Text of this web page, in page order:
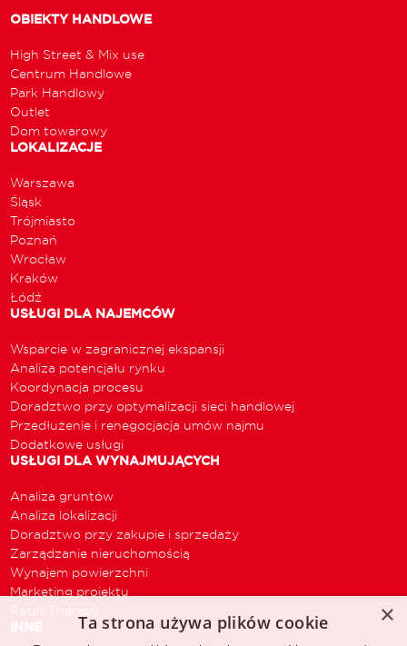
OBIEKTY HANDLOWE
High Street & Mix use
Centrum Handlowe
Park Handlowy
Outlet
Dom towarowy
LOKALIZACJE
Warszawa
Śląsk
Trójmiasto
Poznań
Wrocław
Kraków
Łódź
USŁUGI DLA NAJEMCÓW
Wsparcie w zagranicznej ekspansji
Analiza potencjału rynku
Koordynacja procesu
Doradztwo przy optymalizacji sieci handlowej
Przedłużenie i renegocjacja umów najmu
Dodatkowe usługi
USŁUGI DLA WYNAJMUJĄCYCH
Analiza gruntów
Analiza lokalizacji
Doradztwo przy zakupie i sprzedaży
Zarządzanie nieruchomością
Wynajem powierzchni
Marketing projektu
Retail Therapy
INNE ×
Ta strona używa plików cookie